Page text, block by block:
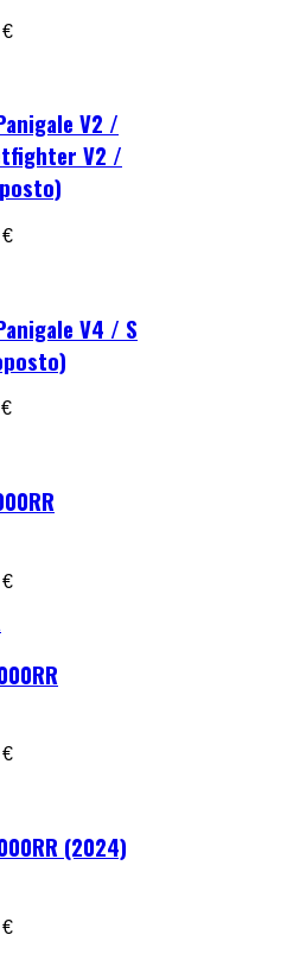
V2 /
V2 /
V4 / S
(2024)